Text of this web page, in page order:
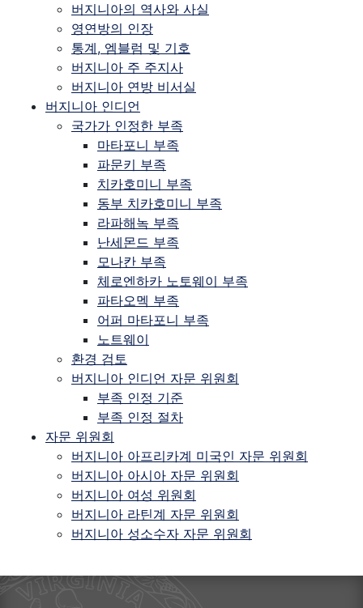
버지니아의 역사와 사실
영연방의 인장
통계, 엠블럼 및 기호
버지니아 주 주지사
버지니아 연방 비서실
버지니아 인디언
국가가 인정한 부족
마타포니 부족
파문키 부족
치카호미니 부족
동부 치카호미니 부족
라파해녹 부족
난세몬드 부족
모나칸 부족
체로엔하카 노토웨이 부족
파타오멕 부족
어퍼 마타포니 부족
노트웨이
환경 검토
버지니아 인디언 자문 위원회
부족 인정 기준
부족 인정 절차
자문 위원회
버지니아 아프리카계 미국인 자문 위원회
버지니아 아시아 자문 위원회
버지니아 여성 위원회
버지니아 라틴계 자문 위원회
버지니아 성소수자 자문 위원회